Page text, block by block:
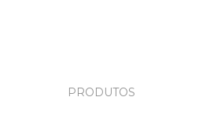
PRODUTOS